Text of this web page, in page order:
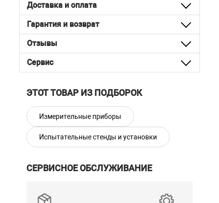
Доставка и оплата
Гарантия и возврат
Отзывы
Сервис
ЭТОТ ТОВАР ИЗ ПОДБОРОК
Измерительные приборы
Испытательные стенды и установки
СЕРВИСНОЕ ОБСЛУЖИВАНИЕ